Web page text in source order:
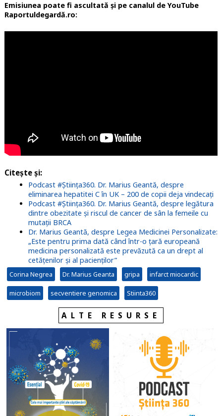
Emisiunea poate fi ascultată și pe canalul de YouTube
Raportuldegardă.ro:
Citește și:
Podcast #Știința360. Dr. Marius Geantă, despre
eliminarea hepatitei C în UK – 200 de copii deja vindecați
Podcast #Știința360. Dr. Marius Geantă, despre legătura
dintre obezitate și riscul de cancer de sân la femeile cu
mutații BRCA
Dr. Marius Geantă, despre Legea Medicinei Personalizate:
„Este pentru prima dată când într-o țară europeană
medicina personalizată este prevăzută ca un drept al
cetățenilor și al pacienților”
Corina Negrea Dr. Marius Geanta gripa infarct miocardic
microbiom secventiere genomica Stiinta360
ALTE RESURSE